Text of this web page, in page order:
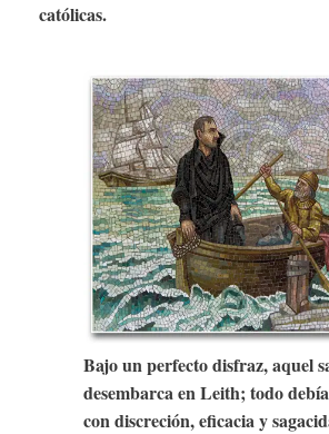
católicas.
Bajo un perfecto disfraz, aquel
desembarca en Leith; todo
con discreción, eficacia y